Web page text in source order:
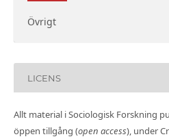
Övrigt
LICENS
Allt material i Sociologisk Forskning
öppen tillgång (open access), under